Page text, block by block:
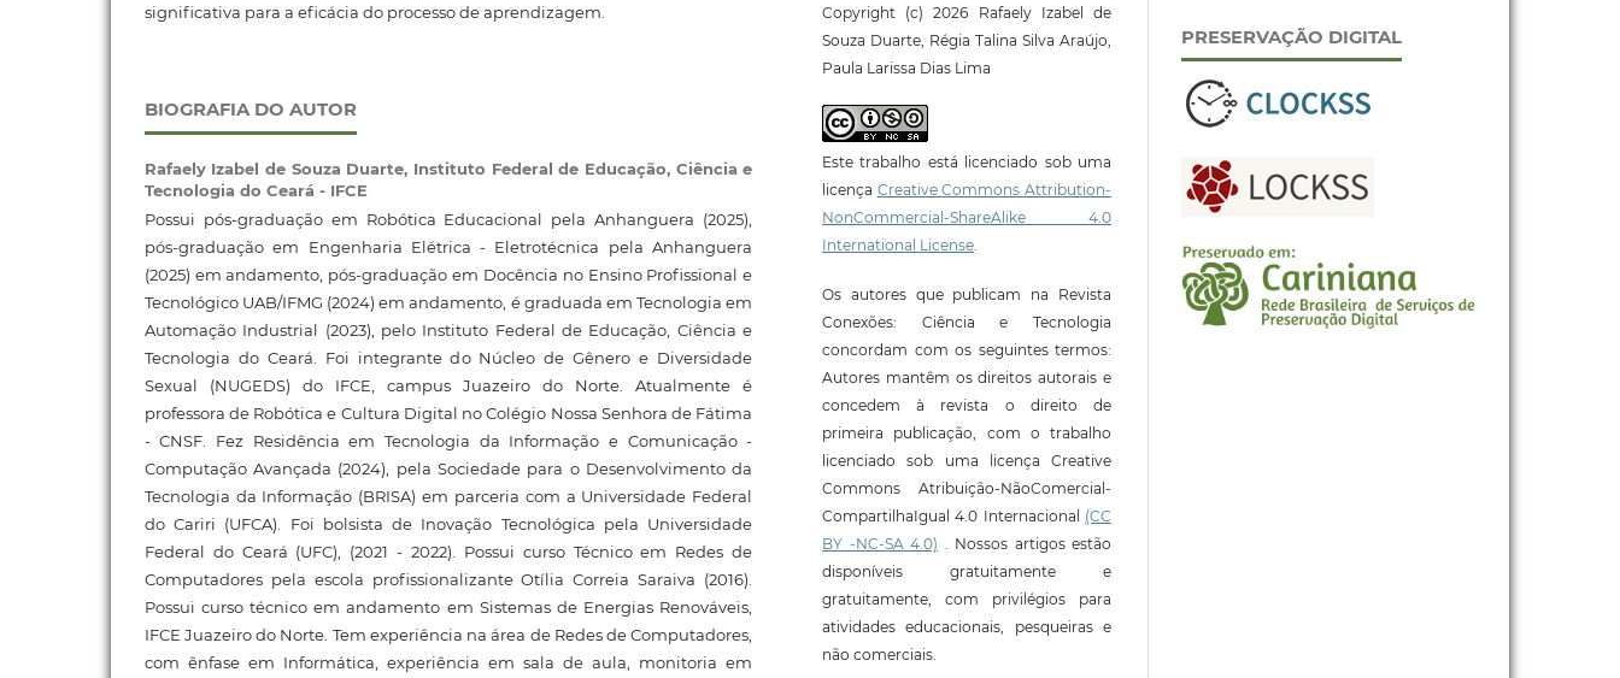
significativa para a eficácia do processo de aprendizagem.
BIOGRAFIA DO AUTOR
Rafaely Izabel de Souza Duarte, Instituto Federal de Educação, Ciência e
Tecnologia do Ceará - IFCE
Possui pós-graduação em Robótica Educacional pela Anhanguera (2025),
pós-graduação em Engenharia Elétrica - Eletrotécnica pela Anhanguera
(2025) em andamento, pós-graduação em Docência no Ensino Profissional e
Tecnológico UAB/IFMG (2024) em andamento, é graduada em Tecnologia em
Automação Industrial (2023), pelo Instituto Federal de Educação, Ciência e
Tecnologia do Ceará. Foi integrante do Núcleo de Gênero e Diversidade
Sexual (NUGEDS) do IFCE, campus Juazeiro do Norte. Atualmente é
professora de Robótica e Cultura Digital no Colégio Nossa Senhora de Fátima
- CNSF. Fez Residência em Tecnologia da Informação e Comunicação -
Computação Avançada (2024), pela Sociedade para o Desenvolvimento da
Tecnologia da Informação (BRISA) em parceria com a Universidade Federal
do Cariri (UFCA). Foi bolsista de Inovação Tecnológica pela Universidade
Federal do Ceará (UFC), (2021 - 2022). Possui curso Técnico em Redes de
Computadores pela escola profissionalizante Otília Correia Saraiva (2016).
Possui curso técnico em andamento em Sistemas de Energias Renováveis,
IFCE Juazeiro do Norte. Tem experiência na área de Redes de Computadores,
com ênfase em Informática, experiência em sala de aula, monitoria em
Copyright (c) 2026 Rafaely Izabel de
Souza Duarte, Régia Talina Silva Araújo,
Paula Larissa Dias Lima
Este trabalho está licenciado sob uma
licença Creative Commons Attribution-
NonCommercial-ShareAlike 4.0
International License
Os autores que publicam na Revista
Conexões: Ciência e Tecnologia
concordam com os seguintes termos:
Autores mantêm os direitos autorais e
concedem à revista o direito de
primeira publicação, com o trabalho
licenciado sob uma licença Creative
Commons Atribuição-NãoComercial-
CompartilhaIgual 4.0 Internacional (CC
BY -NC-SA 4.0) . Nossos artigos estão
disponíveis gratuitamente e
gratuitamente, com privilégios para
atividades educacionais, pesqueiras e
não comerciais.
PRESERVAÇÃO DIGITAL